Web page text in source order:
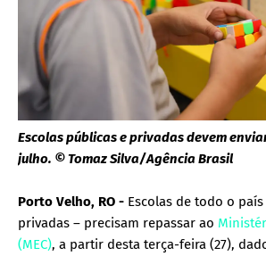
Escolas públicas e privadas devem
julho. © Tomaz Silva/Agência Brasil
Porto Velho, RO - Escolas de todo o
privadas – precisam repassar ao
(MEC), a partir desta terça-feira (27),